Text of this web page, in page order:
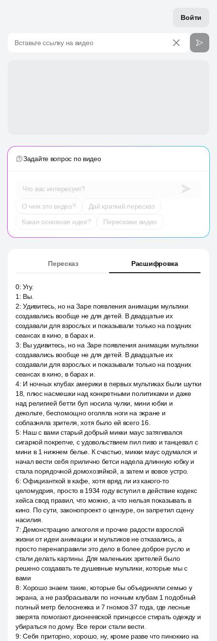
Войти
Вставьте ссылку на видео
Задайте вопрос по видео
Что вас интересует?
О чем это видео?
Дай краткий пересказ
Какая основная идея?
Перескажи видео
Пересказ Расшифровка
0:Угу.
1 : Вы.
2:Удивитесь, но на Заре появления анимации мультики
создавались вообще не для детей. В двадцатые их
создавали для взрослых и показывали только на поздних
сеансах в кино, в барах и.
3: Вы удивитесь, но на Заре появления анимации мультики
создавались вообще не для детей. В двадцатые их
создавали для взрослых и показывали только на поздних
сеансах в кино, в барах и.
4: И ночных клубах америки в первых мультиках были шутки
18, плюс насмешки над конкретными политиками и даже
над религией бетти буп носила чулки, мини юбки и
декольте, беспомощно оголяла ноги на экране и
соблазняла зрителя, хотя было ей всего 16.
5: Наш с вами старый добрый микки маус затягивался
сигаркой покрепче, с удовольствием пил пиво и танцевал с
мини в 1 нижнем белье. К счастью, микки маус одумался и
начал вести себя прилично бетси надела длинную юбку и
стала порядочной домохозяйкой, а затем и вовсе устро.
6:Официанткой в кафе, хотя вряд ли из какого-то
целомудрия, просто в 1934 году вступил в действие кодекс
хейса свод правил, что можно, а что нельзя показывать в
кино. По сути, законопроект о цензуре, он запретил сцену
насилия.
7: Демонстрацию алкоголя и прочие радости взрослой
жизни от идеи анимации и мультиков не отказались, а
просто перенаправили это дело в более доброе русло и
стали делать картины. Для маленьких зрителей было
решено создавать те душевные мультики, которые мы с
вами
8:Хорошо знаем такие, которые бы объединяли семью у
экрана, а не разбрасывали по ночным клубам 1 подобный
полный метр белоснежка и 7 гномов 37 года, где лесные
зверята помогают диснеевской принцессе стирать одежду и
убираться по дому. Все герои стали вести.
9:Себя приторно, хорошо, ну, кроме разве что пиноккио на